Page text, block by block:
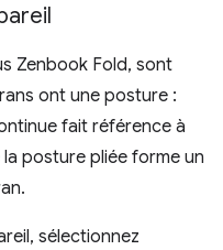
Zenbook Fold, sont
ont une posture :
fait référence à
posture pliée forme un
sélectionnez